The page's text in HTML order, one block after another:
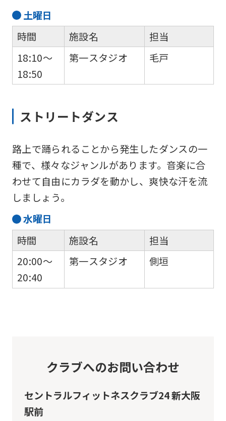
土曜日
時間
18:10～
18:50
施設名
第一スタジオ
担当
毛戸
ストリートダンス
路上で踊られることから発生したダンスの一
種で、様々なジャンルがあります。音楽に合
わせて自由にカラダを動かし、爽快な汗を流
しましょう。
水曜日
時間
20:00～
20:40
施設名
第一スタジオ
担当
側垣
クラブへのお問い合わせ
セントラルフィットネスクラブ24 新大阪
駅前
However,
if
you
automatic
translation
service,
the
Japanese
website
will
translated
not
an